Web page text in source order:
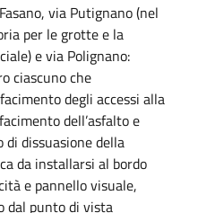
via Putignano (nel
per le grotte e la
e via Polignano:
ciascuno che
degli accessi alla
dell’asfalto e
di dissuasione della
da installarsi al bordo
e pannello visuale,
dal punto di vista